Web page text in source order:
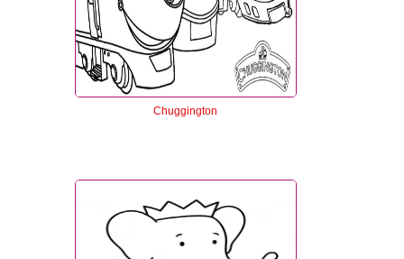
Chuggington